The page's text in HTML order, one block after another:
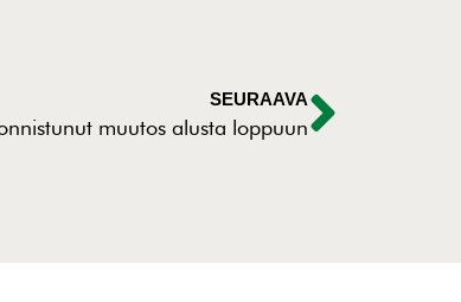
SEURAAVA
muutos alusta loppuun